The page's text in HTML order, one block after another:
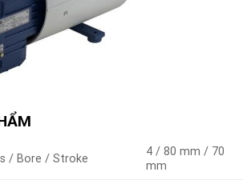
/ Bore / Stroke
4 / 80 mm / 70
mm